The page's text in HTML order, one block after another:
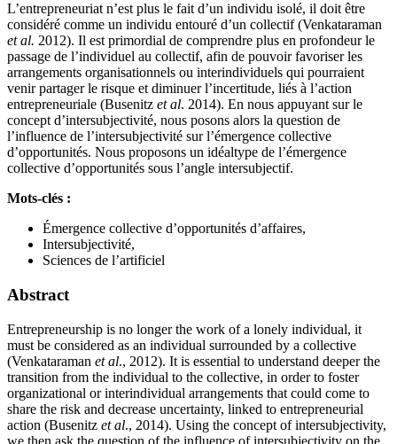
L’entrepreneuriat n’est plus le fait d’un individu isolé, il doit être
considéré comme un individu entouré d’un collectif (Venkataraman
et al. 2012). Il est primordial de comprendre plus en profondeur le
passage de l’individuel au collectif, afin de pouvoir favoriser les
arrangements organisationnels ou interindividuels qui pourraient
venir partager le risque et diminuer l’incertitude, liés à l’action
entrepreneuriale (Busenitz et al. 2014). En nous appuyant sur le
concept d’intersubjectivité, nous posons alors la question de
l’influence de l’intersubjectivité sur l’émergence collective
d’opportunités. Nous proposons un idéaltype de l’émergence
collective d’opportunités sous l’angle intersubjectif.
Mots-clés :
Émergence collective d’opportunités d’affaires,
Intersubjectivité,
Sciences de l’artificiel
Abstract
Entrepreneurship is no longer the work of a lonely individual, it
must be considered as an individual surrounded by a collective
(Venkataraman et al., 2012). It is essential to understand deeper the
transition from the individual to the collective, in order to foster
organizational or interindividual arrangements that could come to
share the risk and decrease uncertainty, linked to entrepreneurial
action (Busenitz et al., 2014). Using the concept of intersubjectivity,
we then ask the question of the influence of intersubjectivity on the